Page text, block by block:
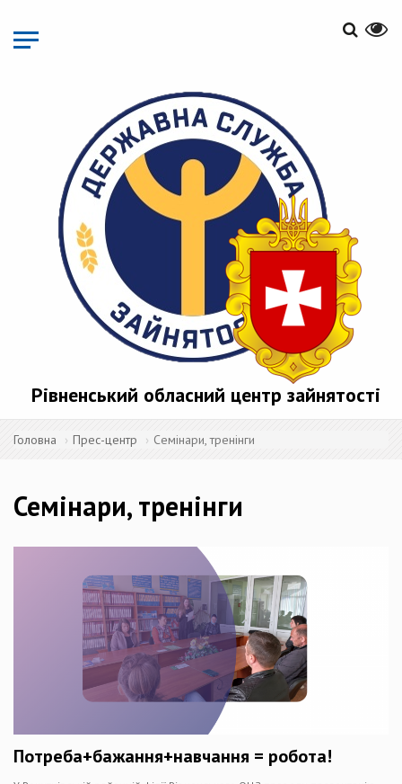
основного
матеріалу
Рівненський обласний центр зайнятості
Головна Прес-центр Семінари, тренінги
Семінари, тренінги
Потреба+бажання+навчання = робота!